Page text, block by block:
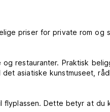
priser for private rom og
restauranter. Praktisk
asiatiske kunstmuseet,
Dette betyr at du